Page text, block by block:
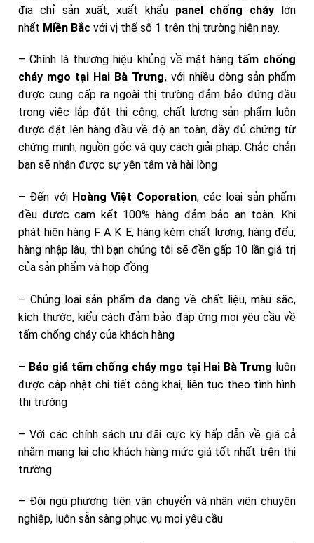
địa chỉ sản xuất, xuất khẩu panel chống cháy lớn
nhất Miền Bắc với vị thế số 1 trên thị trường hiện nay.
– Chính là thương hiệu khủng về mặt hàng tấm chống
cháy mgo tại Hai Bà Trưng, với nhiều dòng sản phẩm
được cung cấp ra ngoài thị trường đảm bảo đứng đầu
trong việc lắp đặt thi công, chất lượng sản phẩm luôn
được đặt lên hàng đầu về độ an toàn, đầy đủ chứng từ
chứng minh, nguồn gốc và quy cách giải pháp. Chắc chắn
bạn sẽ nhận được sự yên tâm và hài lòng
– Đến với Hoàng Việt Coporation, các loại sản phẩm
đều được cam kết 100% hàng đảm bảo an toàn. Khi
phát hiện hàng F A K E, hàng kém chất lượng, hàng đểu,
hàng nhập lậu, thì bạn chúng tôi sẽ đền gấp 10 lần giá trị
của sản phẩm và hợp đồng
– Chủng loại sản phẩm đa dạng về chất liệu, màu sắc,
kích thước, kiểu cách đảm bảo đáp ứng mọi yêu cầu về
tấm chống cháy của khách hàng
– Báo giá tấm chống cháy mgo tại Hai Bà Trưng luôn
được cập nhật chi tiết công khai, liên tục theo tình hình
thị trường
– Với các chính sách ưu đãi cực kỳ hấp dẫn về giá cả
nhằm mang lại cho khách hàng mức giá tốt nhất trên thị
trường
– Đội ngũ phương tiện vận chuyển và nhân viên chuyên
nghiệp, luôn sẵn sàng phục vụ mọi yêu cầu